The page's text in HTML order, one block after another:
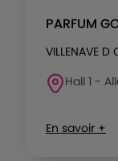
PARFUM
VILLENAVE
Hall 1 -
En savoir +